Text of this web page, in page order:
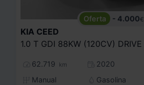
- 4.000€
KIA CEED
1.0 T GDI 88KW (120CV) DRIVE
62.719 km
2020
Manual
Gasolina